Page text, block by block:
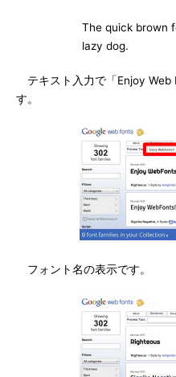
The quick brown
lazy dog.
テキスト入力で「Enjoy Web
す。
フォント名の表示です。